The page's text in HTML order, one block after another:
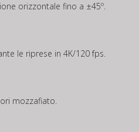
orizzontale fino a ±45º.
le riprese in 4K/120 fps.
mozzafiato.